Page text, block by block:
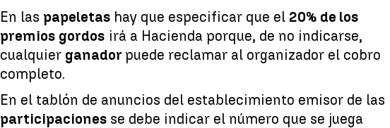
En las papeletas hay que especificar que el 20% de los
premios gordos irá a Hacienda porque, de no indicarse,
cualquier ganador puede reclamar al organizador el cobro
completo.
En el tablón de anuncios del establecimiento emisor de las
participaciones se debe indicar el número que se juega